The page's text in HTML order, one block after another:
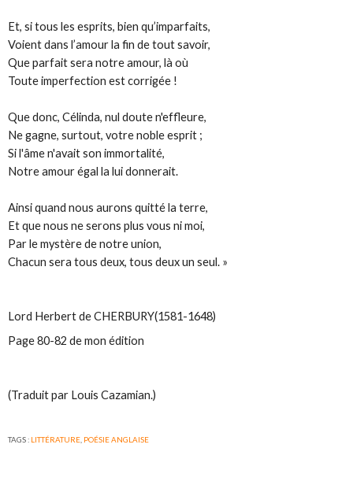
Et, si tous les esprits, bien qu’imparfaits,
Voient dans l’amour la fin de tout savoir,
Que parfait sera notre amour, là où
Toute imperfection est corrigée !
Que donc, Célinda, nul doute n'effleure,
Ne gagne, surtout, votre noble esprit ;
Si l'âme n'avait son immortalité,
Notre amour égal la lui donnerait.
Ainsi quand nous aurons quitté la terre,
Et que nous ne serons plus vous ni moi,
Par le mystère de notre union,
Chacun sera tous deux, tous deux un seul. »
Lord Herbert de CHERBURY(1581-1648)
Page 80-82 de mon édition
(Traduit par Louis Cazamian.)
TAGS : LITTÉRATURE POÉSIE ANGLAISE